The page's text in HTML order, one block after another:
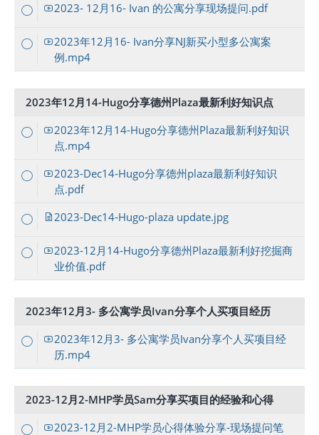
2023- 12月16- Ivan 的公寓分享现场提问.pdf
2023年12月16- Ivan分享NJ新买小型多公寓案
例.mp4
2023年12月14-Hugo分享德州Plaza最新利好知识点
2023年12月14-Hugo分享德州Plaza最新利好知识
点.mp4
2023-Dec14-Hugo分享德州plaza最新利好知识
点.pdf
2023-Dec14-Hugo-plaza update.jpg
2023-12月14-Hugo分享德州Plaza最新利好挖掘商
业价值.pdf
2023年12月3- 多公寓学员Ivan分享个人买项目经历
2023年12月3- 多公寓学员Ivan分享个人买项目经
历.mp4
2023-12月2-MHP学员Sam分享买项目的经验和心得
2023-12月2-MHP学员心得体验分享-现场提问笔